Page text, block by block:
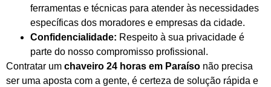
ferramentas e técnicas para atender às necessidades
específicas dos moradores e empresas da cidade.
Confidencialidade: Respeito à sua privacidade é
parte do nosso compromisso profissional.
Contratar um chaveiro 24 horas em Paraíso não precisa
ser uma aposta com a gente, é certeza de solução rápida e